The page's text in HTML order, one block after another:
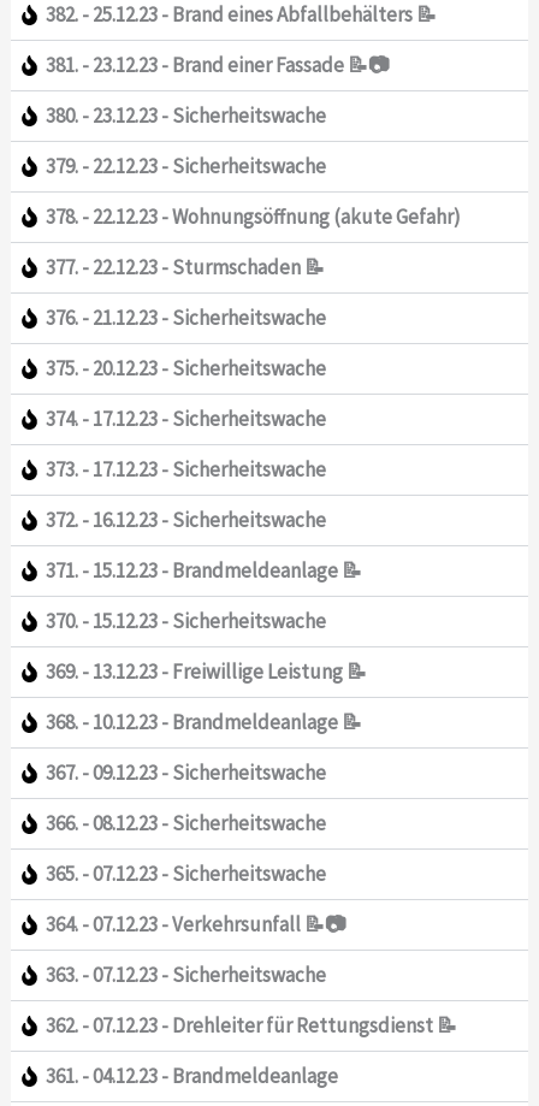
382. - 25.12.23 - Brand eines Abfallbehälters 📝
381. - 23.12.23 - Brand einer Fassade 📝📷
380. - 23.12.23 - Sicherheitswache
379. - 22.12.23 - Sicherheitswache
378. - 22.12.23 - Wohnungsöffnung (akute Gefahr)
377. - 22.12.23 - Sturmschaden 📝
376. - 21.12.23 - Sicherheitswache
375. - 20.12.23 - Sicherheitswache
374. - 17.12.23 - Sicherheitswache
373. - 17.12.23 - Sicherheitswache
372. - 16.12.23 - Sicherheitswache
371. - 15.12.23 - Brandmeldeanlage 📝
370. - 15.12.23 - Sicherheitswache
369. - 13.12.23 - Freiwillige Leistung 📝
368. - 10.12.23 - Brandmeldeanlage 📝
367. - 09.12.23 - Sicherheitswache
366. - 08.12.23 - Sicherheitswache
365. - 07.12.23 - Sicherheitswache
364. - 07.12.23 - Verkehrsunfall 📝📷
363. - 07.12.23 - Sicherheitswache
362. - 07.12.23 - Drehleiter für Rettungsdienst 📝
361. - 04.12.23 - Brandmeldeanlage